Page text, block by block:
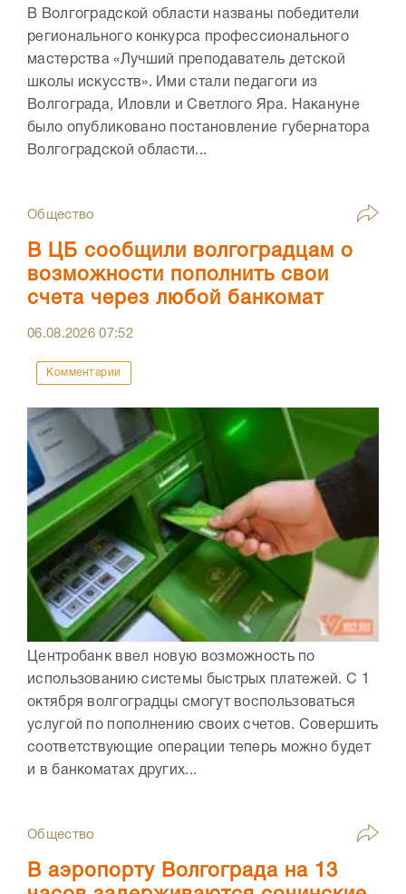
В Волгоградской области названы победители
регионального конкурса профессионального
мастерства «Лучший преподаватель детской
школы искусств». Ими стали педагоги из
Волгограда, Иловли и Светлого Яра. Накануне
было опубликовано постановление губернатора
Волгоградской области...
Общество
В ЦБ сообщили волгоградцам о
возможности пополнить свои
счета через любой банкомат
06.08.202607:52
Комментарии
Центробанк ввел новую возможность по
использованию системы быстрых платежей. С 1
октября волгоградцы смогут воспользоваться
услугой по пополнению своих счетов. Совершить
соответствующие операции теперь можно будет
и в банкоматах других...
Общество
В аэропорту Волгограда на 13